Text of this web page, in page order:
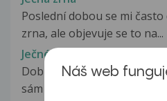
Poslední dobou se mi
zrna, ale objevuje se to na...
Ječné / vlčí zrno.
Dobrý den, trápí mě ječné /
sám posoudit, který jev to...
Náš web